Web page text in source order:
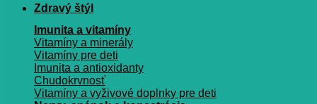
Zdravý štýl
Imunita a vitamíny
Vitamíny a minerály
Vitamíny pre deti
Imunita a antioxidanty
Chudokrvnosť
Vitamíny a vyživové doplnky pre deti